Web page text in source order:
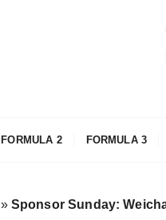
FORMULA 2 FORMULA 3
» Sponsor Sunday: